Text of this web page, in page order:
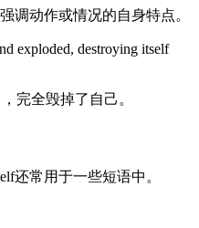
调动作或情况的自身特点。
exploded, destroying itself
完全毁掉了自己。
还常用于一些短语中。